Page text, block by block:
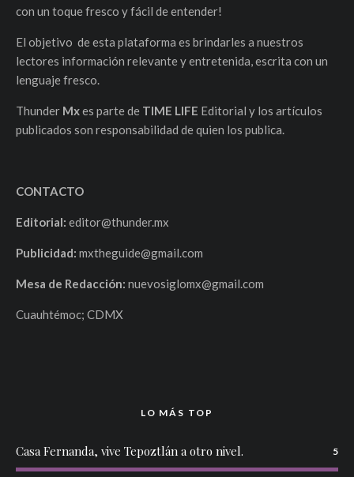
con un toque fresco y fácil de entender!
El objetivo de esta plataforma es brindarles a nuestros
lectores información relevante y entretenida, escrita con un
lenguaje fresco.
Thunder Mxes parte de TIME LIFE Editorial y los artículos
publicados son responsabilidad de quien los publica.
CONTACTO
Editorial: editor@thunder.mx
Publicidad: mxtheguide@gmail.com
Mesa de Redacción: nuevosiglomx@gmail.com
Cuauhtémoc; CDMX
LO MÁS TOP
Casa Fernanda, vive Tepoztlán a otro nivel. 5